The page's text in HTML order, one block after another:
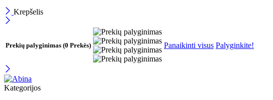
Krepšelis
Prekių palyginimas (0 Prekės) Panaikinti visus Palyginkite!
Kategorijos